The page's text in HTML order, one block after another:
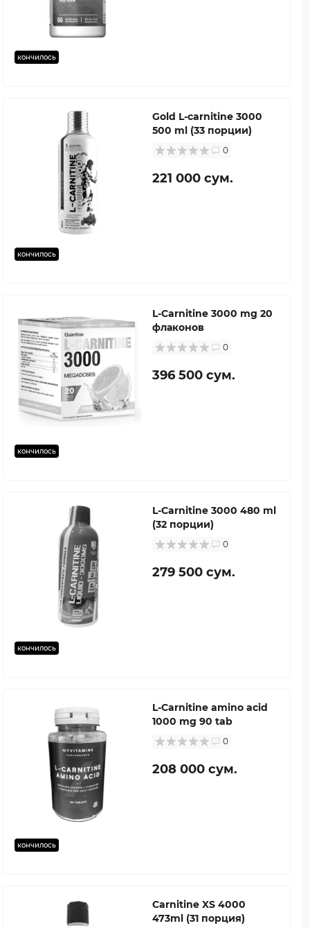
кончилось
кончилось
Gold L-carnitine 3000
500 ml (33 порции)
0
221 000 сум.
кончилось
L-Carnitine 3000 mg 20
флаконов
0
396 500 сум.
кончилось
L-Carnitine 3000 480 ml
(32 порции)
0
279 500 сум.
кончилось
L-Carnitine amino acid
1000 mg 90 tab
0
208 000 сум.
Carnitine XS 4000
473ml (31 порция)